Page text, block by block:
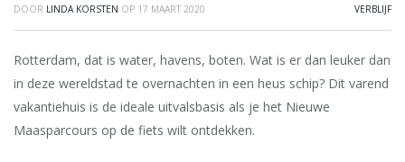
DOOR LINDA KORSTEN OP 17 MAART 2020 VERBLIJF
Rotterdam, dat is water, havens, boten. Wat is er dan leuker dan
in deze wereldstad te overnachten in een heus schip? Dit varend
vakantiehuis is de ideale uitvalsbasis als je het Nieuwe
Maasparcours op de fiets wilt ontdekken.